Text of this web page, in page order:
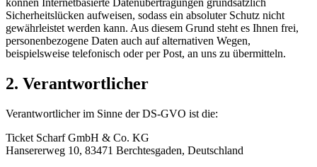
Sicherheitslücken aufweisen, sodass ein absoluter Schutz nicht
gewährleistet werden kann. Aus diesem Grund steht es Ihnen frei,
personenbezogene Daten auch auf alternativen Wegen,
beispielsweise telefonisch oder per Post, an uns zu übermitteln.
2. Verantwortlicher
Verantwortlicher im Sinne der DS-GVO ist die:
Ticket Scharf GmbH & Co. KG
Hansererweg 10, 83471 Berchtesgaden, Deutschland